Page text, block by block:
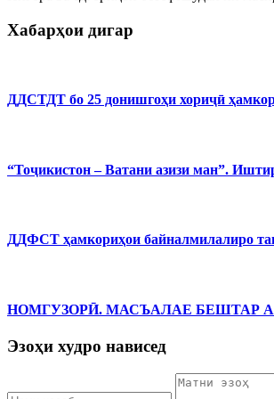
Хабарҳои дигар
ДДСТДТ бо 25 донишгоҳи хориҷӣ
“Тоҷикистон – Ватани азизи ман”.
ДДФСТ ҳамкориҳои байналмилалиро
НОМГУЗОРӢ. МАСЪАЛАЕ БЕШТАР
Эзоҳи худро нависед